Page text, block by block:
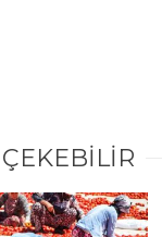
ÇEKEBİLİR